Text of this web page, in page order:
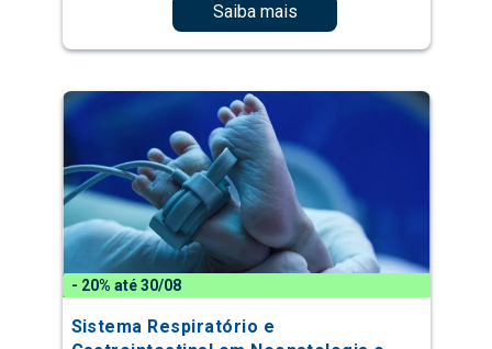
Saiba mais
- 20% até 30/08
Sistema Respiratório e